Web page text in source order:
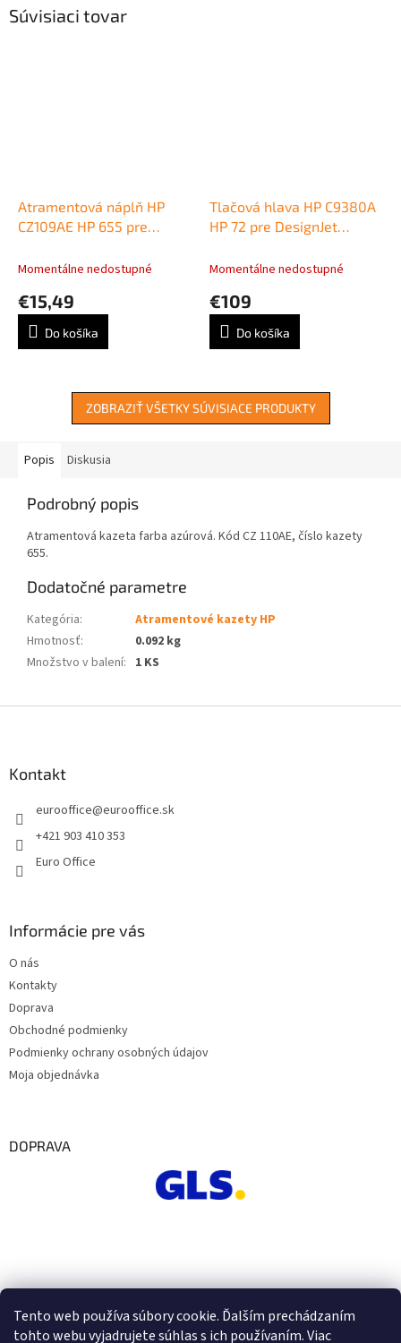
Tento web používa súbory cookie. Ďalším prechádzaním
tohto webu vyjadrujete súhlas s ich používaním. Viac
Súvisiaci tovar
Atramentová náplň HP
CZ109AE HP 655 pre
3525/4615/4625/5525
Momentálne nedostupné
€15,49
Do košíka
Tlačová hlava HP C9380A
HP 72 pre DesignJet
grey/photo black
Momentálne nedostupné
€109
Do košíka
ZOBRAZIŤ VŠETKY SÚVISIACE PRODUKTY
Popis Diskusia
Podrobný popis
Atramentová kazeta farba azúrová. Kód CZ 110AE, číslo kazety
655.
Dodatočné parametre
Kategória:
Atramentové kazety HP
Hmotnosť:
0.092 kg
Množstvo v balení: 1 KS
Kontakt
eurooffice@eurooffice.sk
+421 903 410 353
Euro Office
Informácie pre vás
O nás
Kontakty
Doprava
Obchodné podmienky
Podmienky ochrany osobných údajov
Moja objednávka
DOPRAVA